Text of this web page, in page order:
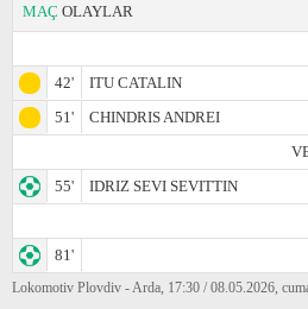
MAÇ OLAYLAR
42'
ITU CATALIN
51'
CHINDRIS ANDREI
55'
IDRIZ SEVI SEVITTIN
81'
Lokomotiv Plovdiv - Arda, 17:30 / 08.05.2026,